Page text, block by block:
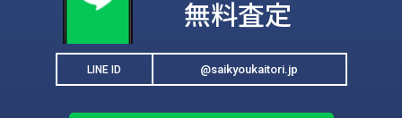
無料査定
LINE ID @saikyoukaitori.jp